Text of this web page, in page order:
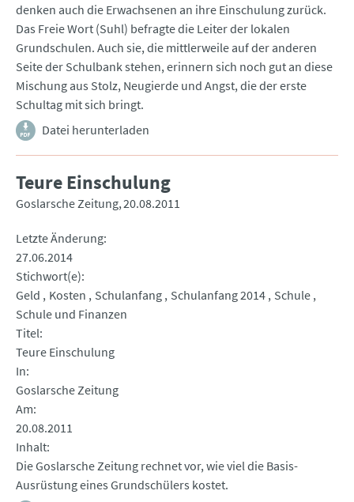
denken auch die Erwachsenen an ihre Einschulung zurück.
Das Freie Wort (Suhl) befragte die Leiter der lokalen
Grundschulen. Auch sie, die mittlerweile auf der anderen
Seite der Schulbank stehen, erinnern sich noch gut an diese
Mischung aus Stolz, Neugierde und Angst, die der erste
Schultag mit sich bringt.
Datei herunterladen
Teure Einschulung
Goslarsche Zeitung 20.08.2011
Letzte Änderung
27.06.2014
Stichwort(e)
Geld
Kosten Schulanfang Schulanfang 2014 Schule
Schule und Finanzen
Titel
Teure Einschulung
In
Goslarsche Zeitung
Am
20.08.2011
Inhalt
Die Goslarsche Zeitung rechnet vor, wie viel die Basis-
Ausrüstung eines Grundschülers kostet.